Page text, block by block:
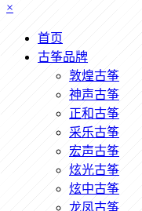
×
首页
古筝品牌
敦煌古筝
神声古筝
正和古筝
采乐古筝
宏声古筝
炫光古筝
炫中古筝
龙凤古筝